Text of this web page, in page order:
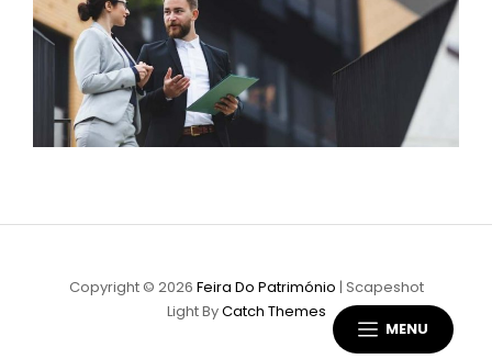
MENU
Copyright © 2026 Feira Do Património | Scapeshot
Light ByCatch Themes